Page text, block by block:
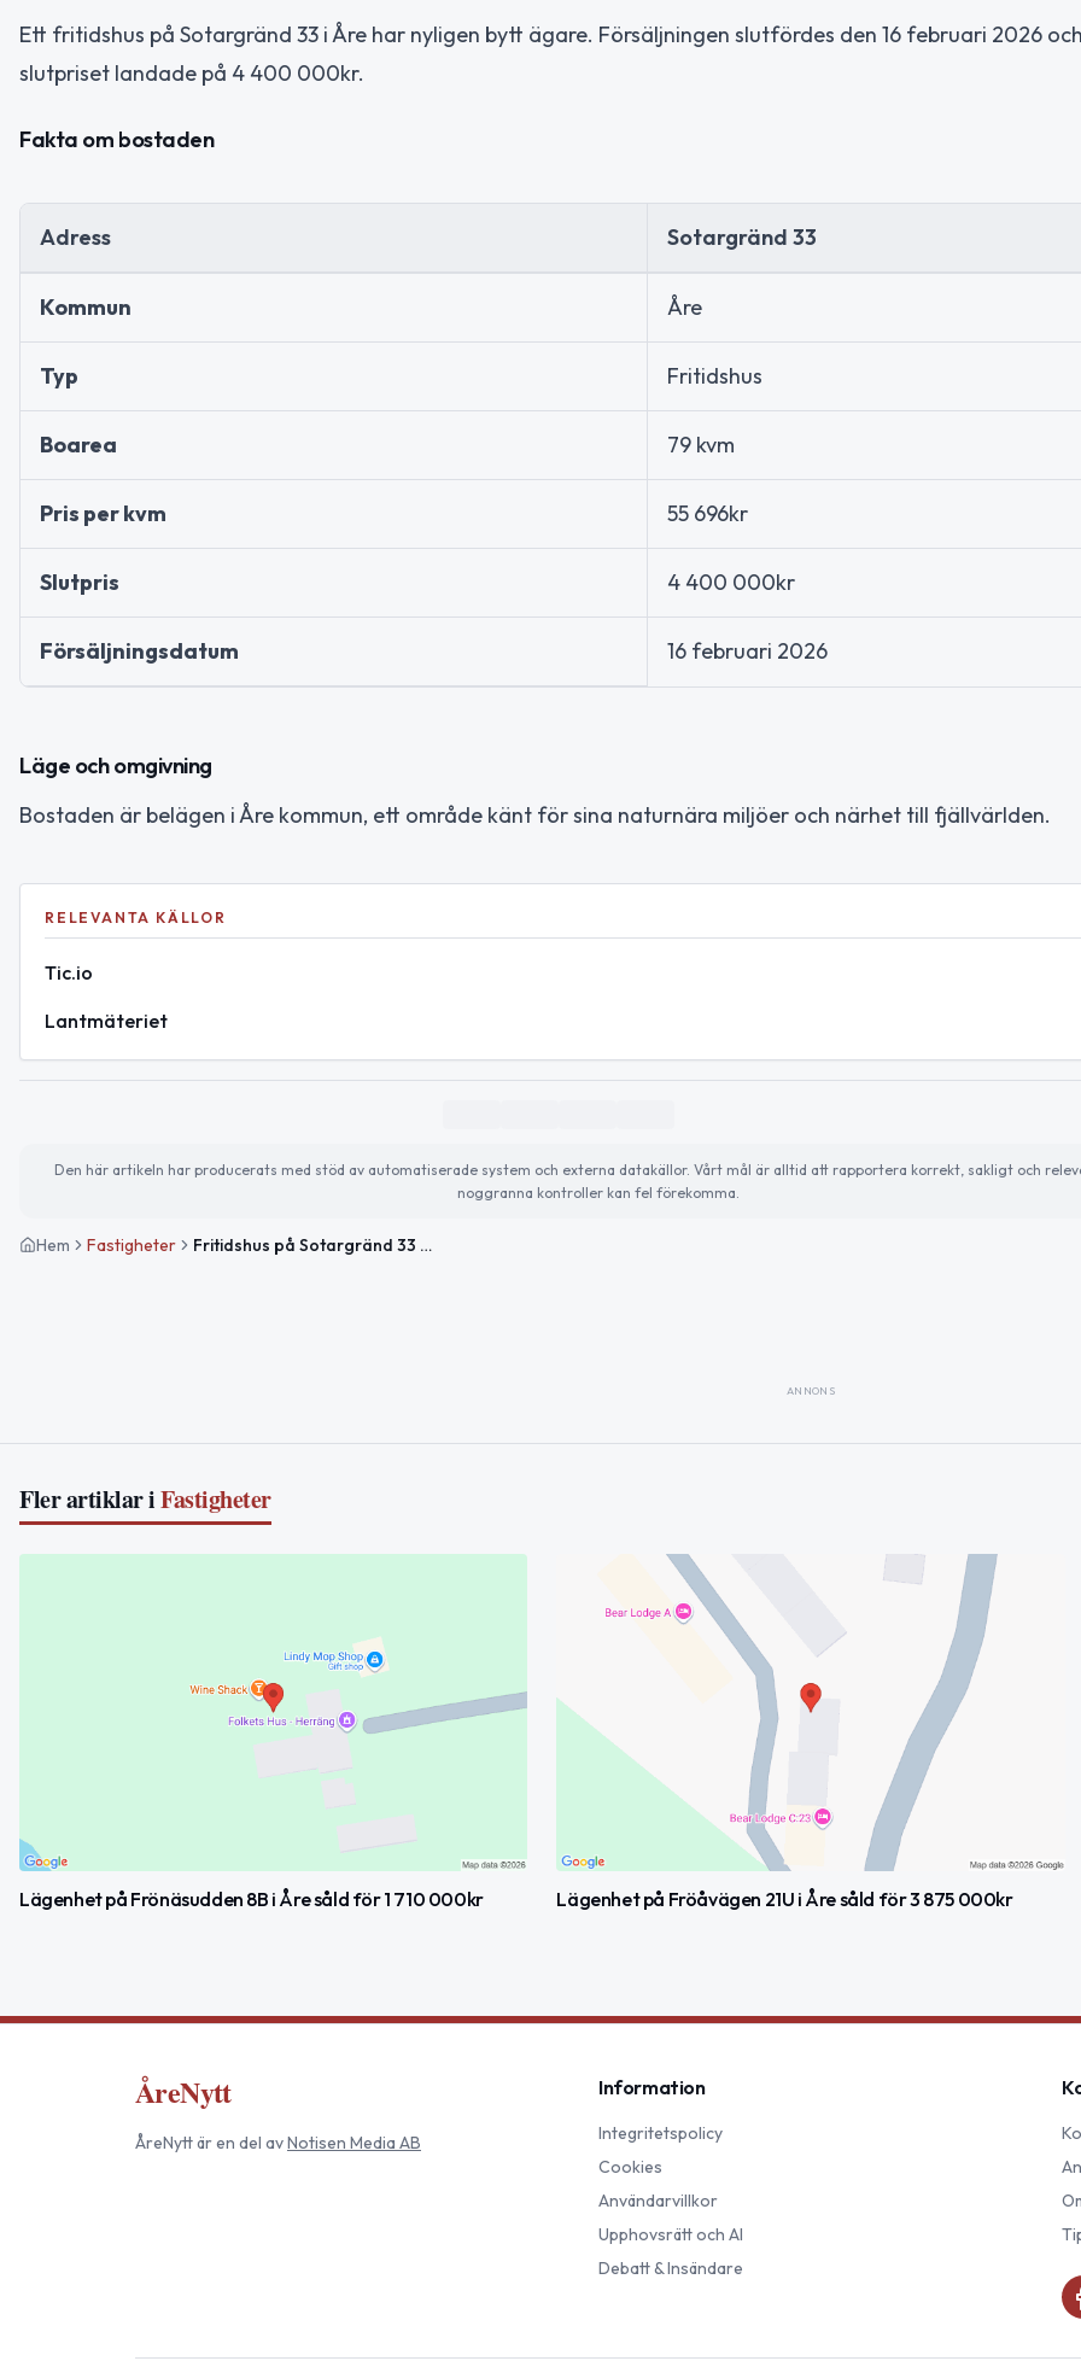
Ett fritidshus på Sotargränd 33 i Åre har nyligen bytt ägare. Försäljningen slutfördes den 16 februari 2026
slutpriset landade på 4 400 000kr.
Fakta om bostaden
Adress Sotargränd 33
Kommun Åre
Typ Fritidshus
Boarea 79 kvm
Pris per kvm 55 696kr
Slutpris 4 400 000kr
Försäljningsdatum 16 februari 2026
Läge och omgivning
Bostaden är belägen i Åre kommun, ett område känt för sina naturnära miljöer och närhet till fjällvärlden.
RELEVANTA KÄLLOR
Tic.io
Lantmäteriet
Den här artikeln har producerats med stöd av automatiserade system och externa datakällor. Vårt mål är alltid att rapportera korrekt, sakligt och
noggranna kontroller kan fel förekomma.
Hem Fastigheter Fritidshus på Sotargränd 33 i Åre sålt för 4 400 000kr
ANNONS
Fler artiklar iFastigheter
Lägenhet på Frönäsudden 8B i Åre såld för 1 710 000kr Lägenhet på Fröåvägen 21U i Åre såld för 3 875 000kr
ÅreNytt
ÅreNyttär en del avNotisen Media AB
Information
Integritetspolicy
Cookies
Användarvillkor
Upphovsrätt och AI
Debatt & Insändare